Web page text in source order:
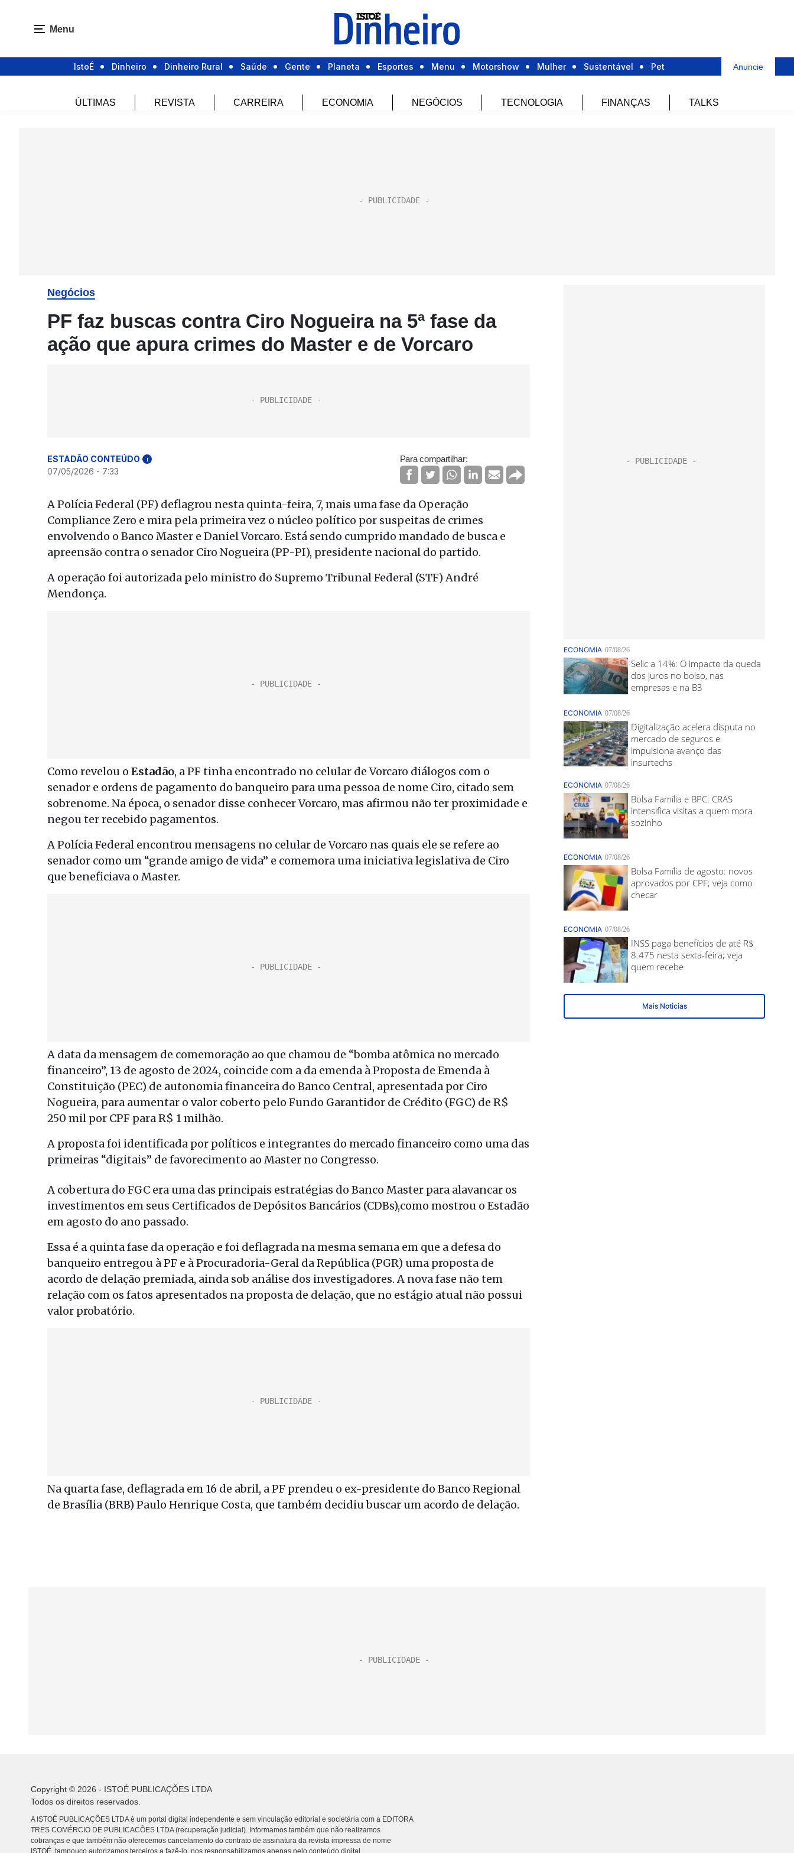
Menu
IstoÉ Dinheiro Dinheiro Rural Saúde Gente Planeta Esportes Menu Motorshow Mulher Sustentável Pet Anuncie
ÚLTIMAS REVISTA CARREIRA ECONOMIA NEGÓCIOS TECNOLOGIA FINANÇAS TALKS
Negócios
PF faz buscas contra Ciro Nogueira na 5ª fase da
ação que apura crimes do Master e de Vorcaro
ESTADÃO CONTEÚDO i
07/05/2026 - 7:33
Para compartilhar:
A Polícia Federal (PF) deflagrou nesta quinta-feira, 7, mais uma fase da Operação
Compliance Zero e mira pela primeira vez o núcleo político por suspeitas de crimes
envolvendo o Banco Master e Daniel Vorcaro. Está sendo cumprido mandado de busca e
apreensão contra o senador Ciro Nogueira (PP-PI), presidente nacional do partido.
A operação foi autorizada pelo ministro do Supremo Tribunal Federal (STF) André
Mendonça.
Como revelou o Estadão, a PF tinha encontrado no celular de Vorcaro diálogos com o
senador e ordens de pagamento do banqueiro para uma pessoa de nome Ciro, citado sem
sobrenome. Na época, o senador disse conhecer Vorcaro, mas afirmou não ter proximidade e
negou ter recebido pagamentos.
A Polícia Federal encontrou mensagens no celular de Vorcaro nas quais ele se refere ao
senador como um “grande amigo de vida” e comemora uma iniciativa legislativa de Ciro
que beneficiava o Master.
A data da mensagem de comemoração ao que chamou de “bomba atômica no mercado
financeiro”, 13 de agosto de 2024, coincide com a da emenda à Proposta de Emenda à
Constituição (PEC) de autonomia financeira do Banco Central, apresentada por Ciro
Nogueira, para aumentar o valor coberto pelo Fundo Garantidor de Crédito (FGC) de R$
250 mil por CPF para R$ 1 milhão.
A proposta foi identificada por políticos e integrantes do mercado financeiro como uma das
primeiras “digitais” de favorecimento ao Master no Congresso.
A cobertura do FGC era uma das principais estratégias do Banco Master para alavancar os
investimentos em seus Certificados de Depósitos Bancários (CDBs),como mostrou o Estadão
em agosto do ano passado.
Essa é a quinta fase da operação e foi deflagrada na mesma semana em que a defesa do
banqueiro entregou à PF e à Procuradoria-Geral da República (PGR) uma proposta de
acordo de delação premiada, ainda sob análise dos investigadores. A nova fase não tem
relação com os fatos apresentados na proposta de delação, que no estágio atual não possui
valor probatório.
Na quarta fase, deflagrada em 16 de abril, a PF prendeu o ex-presidente do Banco Regional
de Brasília (BRB) Paulo Henrique Costa, que também decidiu buscar um acordo de delação.
Copyright © 2026 - ISTOÉ PUBLICAÇÕES LTDA
Todos os direitos reservados.
A ISTOÉ PUBLICAÇÕES LTDA é um portal digital independente e sem vinculação editorial e societária com a EDITORA
TRES COMÉRCIO DE PUBLICACÕES LTDA (recuperação judicial). Informamos também que não realizamos
cobranças e que também não oferecemos cancelamento do contrato de assinatura da revista impressa de nome
ISTOÉ, tampouco autorizamos terceiros a fazê-lo, nos responsabilizamos apenas pelo conteúdo digital